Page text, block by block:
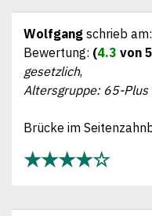
Wolfgang schrieb am:
Bewertung: (4.3 von
gesetzlich,
Altersgruppe: 65-Plus
Brücke im
★★★★☆